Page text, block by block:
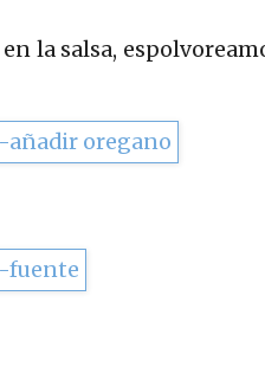
la salsa,